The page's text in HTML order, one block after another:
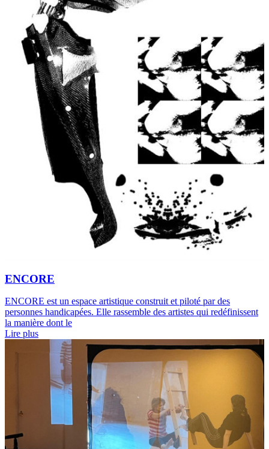
ENCORE
ENCORE est un espace artistique construit et piloté par des
personnes handicapées. Elle rassemble des artistes qui redéfinissent
la manière dont le
Lire plus